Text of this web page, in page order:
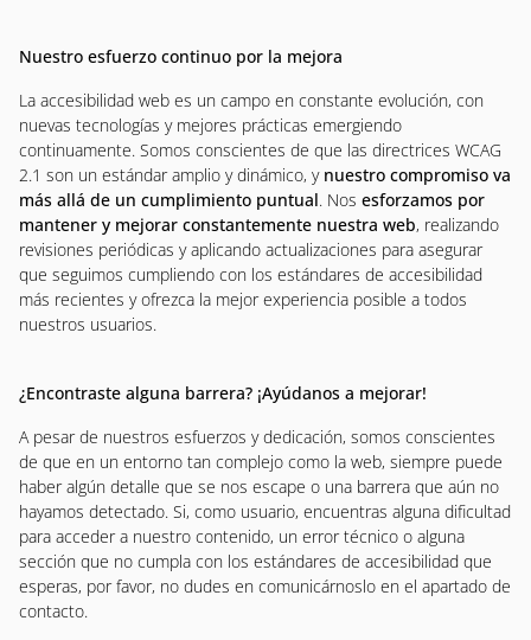
Nuestro esfuerzo continuo por la mejora
La accesibilidad web es un campo en constante evolución, con
nuevas tecnologías y mejores prácticas emergiendo
continuamente. Somos conscientes de que las directrices WCAG
2.1 son un estándar amplio y dinámico, y nuestro compromiso va
más allá de un cumplimiento puntual. Nos esforzamos por
mantener y mejorar constantemente nuestra web, realizando
revisiones periódicas y aplicando actualizaciones para asegurar
que seguimos cumpliendo con los estándares de accesibilidad
más recientes y ofrezca la mejor experiencia posible a todos
nuestros usuarios.
¿Encontraste alguna barrera? ¡Ayúdanos a mejorar!
A pesar de nuestros esfuerzos y dedicación, somos conscientes
de que en un entorno tan complejo como la web, siempre puede
haber algún detalle que se nos escape o una barrera que aún no
hayamos detectado. Si, como usuario, encuentras alguna dificultad
para acceder a nuestro contenido, un error técnico o alguna
sección que no cumpla con los estándares de accesibilidad que
esperas, por favor, no dudes en comunicárnoslo en el apartado de
contacto.